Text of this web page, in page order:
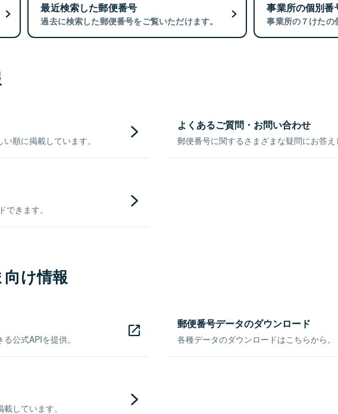
最近検索した郵便番号
過去に検索した郵便番号をご覧いただけます。
事業所の個別番
事業所の７けたの
順に掲載しています。
よくあるご質問・お問い合わせ
郵便番号に関するさまざまな疑問にお答え
きます。
け情報
公式APIを提供。
郵便番号データのダウンロード
各種データのダウンロードはこちらから。
しています。